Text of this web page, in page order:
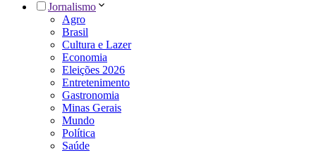
Jornalismo
Agro
Brasil
Cultura e Lazer
Economia
Eleições 2026
Entretenimento
Gastronomia
Minas Gerais
Mundo
Política
Saúde